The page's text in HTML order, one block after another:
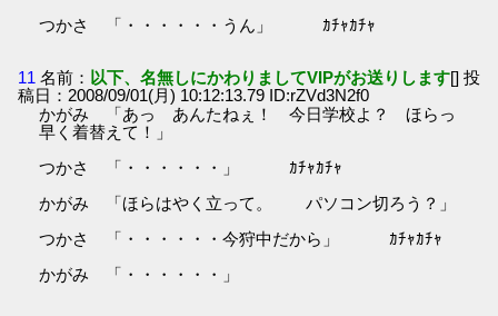
つかさ 「・・・・・・うん」 ｶﾁｬｶﾁｬ
11 名前： 以下、名無しにかわりましてVIPがお送りします[] 投
稿日：2008/09/01(月) 10:12:13.79 ID:rZVd3N2f0
かがみ 「あっ あんたねぇ！ 今日学校よ？ ほらっ
早く着替えて！」
つかさ 「・・・・・・」 ｶﾁｬｶﾁｬ
かがみ 「ほらはやく立って。 パソコン切ろう？」
つかさ 「・・・・・・今狩中だから」 ｶﾁｬｶﾁｬ
かがみ 「・・・・・・」